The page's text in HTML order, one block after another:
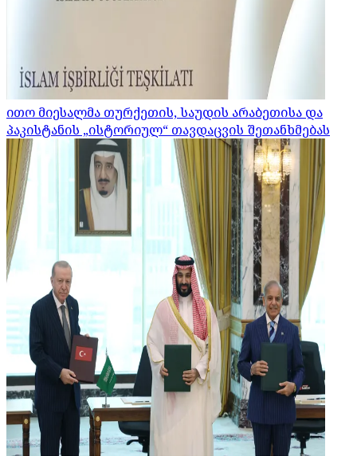
ითო მიესალმა თურქეთის, საუდის არაბეთისა და
პაკისტანის „ისტორიულ“ თავდაცვის შეთანხმებას